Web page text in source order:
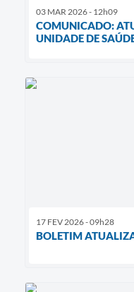
03 MAR 2026 - 12h09
COMUNICADO:
UNIDADE DE
17 FEV 2026 - 09h28
BOLETIM